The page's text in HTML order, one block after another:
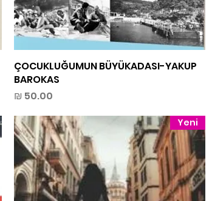
תצוגה מהירה
ÇOCUKLUĞUMUN BÜYÜKADASI-YAKUP
BAROKAS
מחיר
Yeni